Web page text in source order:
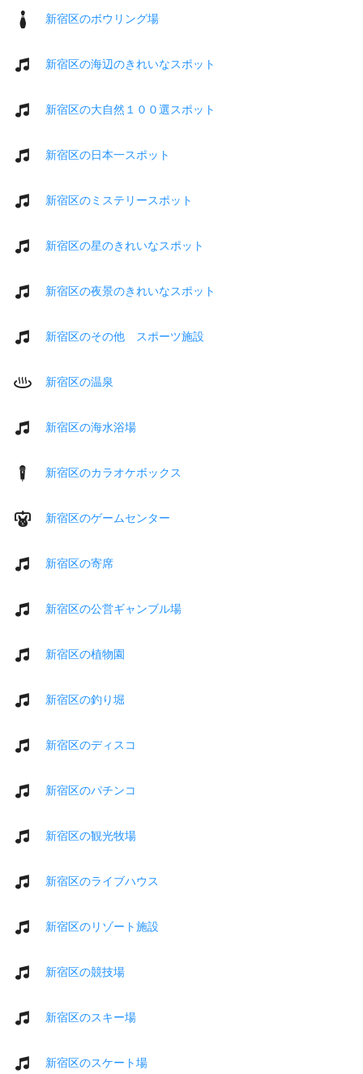
新宿区のボウリング場
新宿区の海辺のきれいなスポット
新宿区の大自然１００選スポット
新宿区の日本一スポット
新宿区のミステリースポット
新宿区の星のきれいなスポット
新宿区の夜景のきれいなスポット
新宿区のその他 スポーツ施設
新宿区の温泉
新宿区の海水浴場
新宿区のカラオケボックス
新宿区のゲームセンター
新宿区の寄席
新宿区の公営ギャンブル場
新宿区の植物園
新宿区の釣り堀
新宿区のディスコ
新宿区のパチンコ
新宿区の観光牧場
新宿区のライブハウス
新宿区のリゾート施設
新宿区の競技場
新宿区のスキー場
新宿区のスケート場